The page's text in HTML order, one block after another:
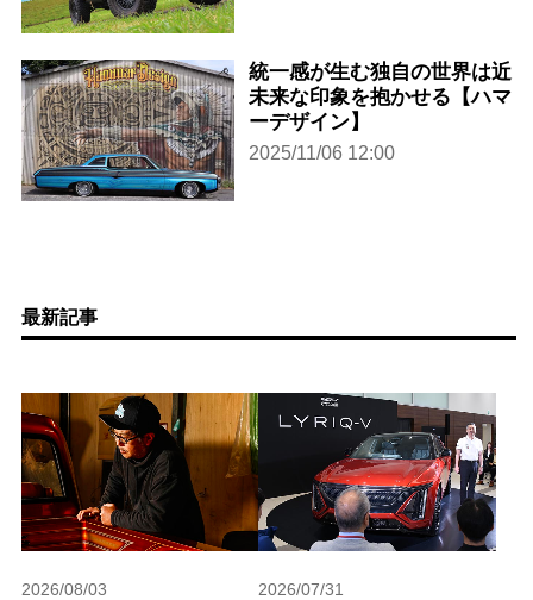
統一感が生む独自の世界は近
未来な印象を抱かせる【ハマ
ーデザイン】
2025/11/06 12:00
最新記事
2026/08/03 2026/07/31